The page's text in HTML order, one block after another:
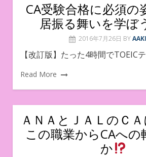
CA受験合格に必須の
居振る舞いを学
2016年7月26日 BY
【改訂版】たった4時間でTOEIC
Read More
ＡＮＡとＪＡＬのＣ
この職業からCAへの
か